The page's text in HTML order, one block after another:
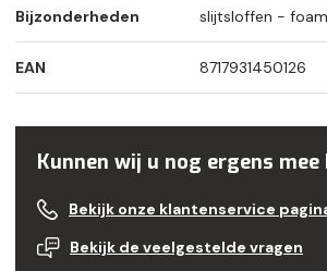
Bijzonderheden slijtsloffen -
EAN 8717931450126
Kunnen wij u nog ergens mee
Bekijk onze klantenservice
Bekijk de veelgestelde vragen